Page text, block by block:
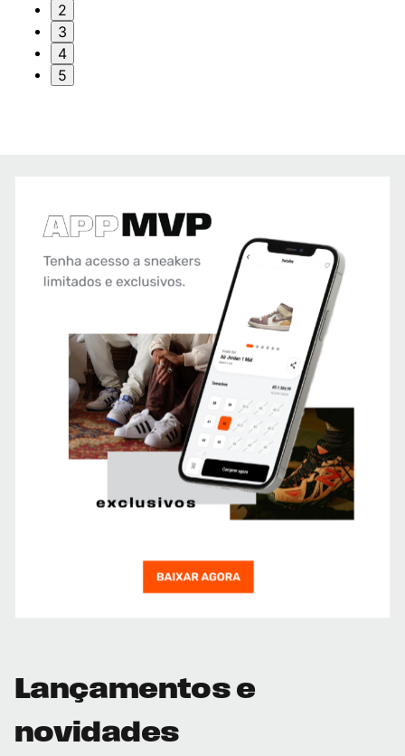
2
3
4
5
Lançamentos e
novidades